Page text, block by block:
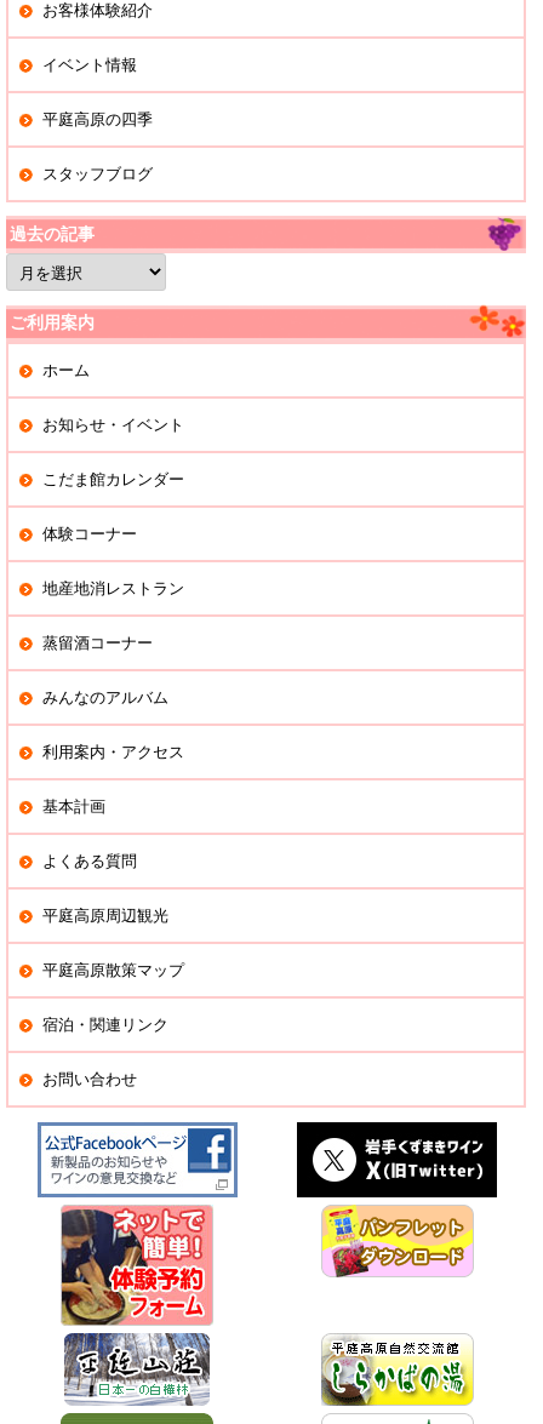
お客様体験紹介
イベント情報
平庭高原の四季
スタッフブログ
過去の記事
過
去
の
記
事
ご利用案内
ホーム
お知らせ・イベント
こだま館カレンダー
体験コーナー
地産地消レストラン
蒸留酒コーナー
みんなのアルバム
利用案内・アクセス
基本計画
よくある質問
平庭高原周辺観光
平庭高原散策マップ
宿泊・関連リンク
お問い合わせ